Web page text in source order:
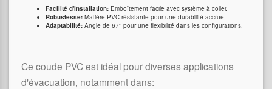
Facilité d'Installation: Emboîtement facile avec système à coller.
Robustesse: Matière PVC résistante pour une durabilité accrue.
Adaptabilité: Angle de 67° pour une flexibilité dans les configurations.
Ce coude PVC est idéal pour diverses applications
d'évacuation, notamment dans: